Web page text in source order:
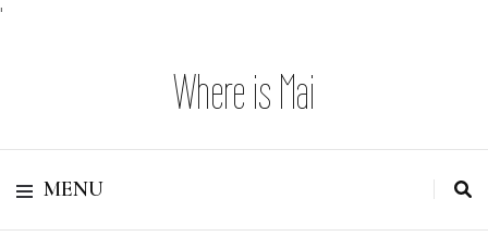
'
Where is Mai
MENU